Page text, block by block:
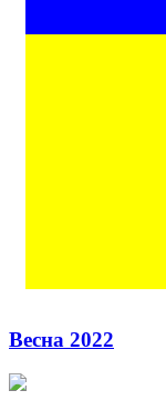
Весна 2022